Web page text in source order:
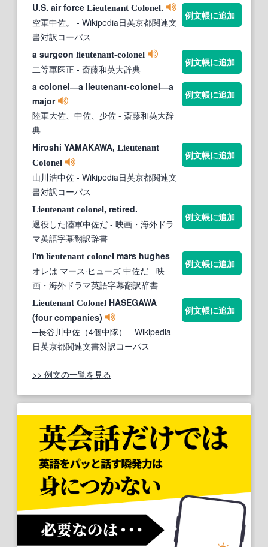
U.S. air force Lieutenant Colonel.
空軍中佐。
- Wikipedia日英京都関連文
書対訳コーパス
例文帳に追加
a surgeon lieutenant-colonel
二等軍医正 - 斎藤和英大辞典
例文帳に追加
a colonel―a lieutenant-colonel―a
major
陸軍大佐、中佐、少佐 - 斎藤和英大辞
典
例文帳に追加
Hiroshi YAMAKAWA, Lieutenant
Colonel
山川浩中佐 - Wikipedia日英京都関連文
書対訳コーパス
例文帳に追加
Lieutenant colonel, retired.
退役した陸軍中佐だ - 映画・海外ドラ
マ英語字幕翻訳辞書
例文帳に追加
I'm lieutenant colonel mars hughes
オレは マース·ヒューズ 中佐だ - 映
画・海外ドラマ英語字幕翻訳辞書
例文帳に追加
Lieutenant Colonel HASEGAWA
(four companies)
─長谷川中佐（4個中隊）
- Wikipedia
日英京都関連文書対訳コーパス
例文帳に追加
>> 例文の一覧を見る